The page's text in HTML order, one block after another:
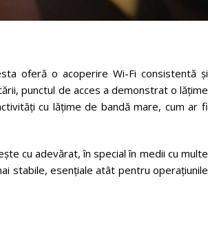
oferă o acoperire Wi-Fi consistentă și
punctul de acces a demonstrat o lățime
cu lățime de bandă mare, cum ar fi
cu adevărat, în special în medii cu multe
stabile, esențiale atât pentru operațiunile